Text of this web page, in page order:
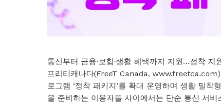
통신부터 금융·보험·생활 혜택까지 지원…정착
프리티캐나다(FreeT Canada,
로그램 ‘정착 패키지’를 확대 운영하며 생활 밀
을 준비하는 이용자들 사이에서는 단순 통신 서